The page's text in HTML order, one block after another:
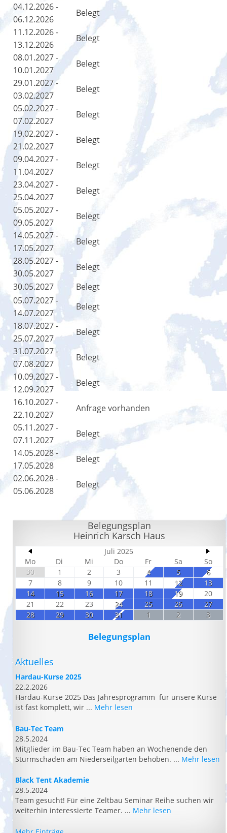
04.12.2026 -
06.12.2026
Belegt
11.12.2026 -
13.12.2026
Belegt
08.01.2027 -
10.01.2027
Belegt
29.01.2027 -
03.02.2027
Belegt
05.02.2027 -
07.02.2027
Belegt
19.02.2027 -
21.02.2027
Belegt
09.04.2027 -
11.04.2027
Belegt
23.04.2027 -
25.04.2027
Belegt
05.05.2027 -
09.05.2027
Belegt
14.05.2027 -
17.05.2027
Belegt
28.05.2027 -
30.05.2027
Belegt
30.05.2027
Belegt
05.07.2027 -
14.07.2027
Belegt
18.07.2027 -
25.07.2027
Belegt
31.07.2027 -
07.08.2027
Belegt
10.09.2027 -
12.09.2027
Belegt
16.10.2027 -
22.10.2027
Anfrage vorhanden
05.11.2027 -
07.11.2027
Belegt
14.05.2028 -
17.05.2028
Belegt
02.06.2028 -
05.06.2028
Belegt
Belegungsplan
Heinrich Karsch Haus
Juli 2025
Mo
Di Mi Do Fr Sa
So
30
1 2 3 4 5
6
7
8 9 10 11 12
13
14
15 16 17 18 19
20
21
22 23 24 25 26
27
28
29 30 31 1 2 3
Belegungsplan
Aktuelles
Hardau-Kurse 2025
22.2.2026
Hardau-Kurse 2025 Das Jahresprogramm für unsere Kurse
ist fast komplett, wir ... Mehr lesen
Bau-Tec Team
28.5.2024
Mitglieder im Bau-Tec Team haben an Wochenende den
Sturmschaden am Niederseilgarten behoben. ... Mehr lesen
Black Tent Akademie
28.5.2024
Team gesucht! Für eine Zeltbau Seminar Reihe suchen wir
weiterhin interessierte Teamer. ... Mehr lesen